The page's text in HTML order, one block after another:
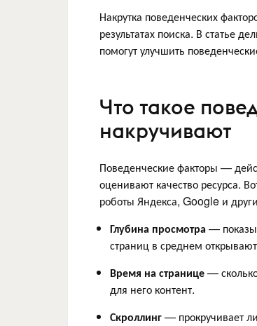
Накрутка поведенческих
результатах поиска. В статье
помогут улучшить
Что такое
накручивают
Поведенческие факторы —
оценивают качество ресурса.
роботы Яндекса, Google и
Глубина просмотра —
страниц в среднем
Время на странице—
для него контент.
Скроллинг— прокручивает